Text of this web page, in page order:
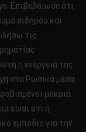
Επιβεβαίωσε ότι
σιδήρου και
τις
η ενέργεια της
στα Ρωσικά μέσα
μακριά
είναι ότι η
εμπόδιο για την